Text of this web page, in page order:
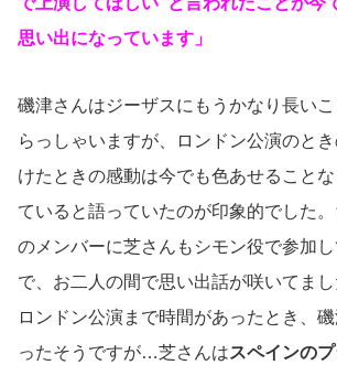
思い出になっています」
磯津さんはジーザスにもうかなり長い
らっしゃいますが、ロンドン公演のと
けたときの感動は今でも色あせること
ていると語っていたのが印象的でした
のメンバーに芝さんもシモン役で参加
で、お二人の間で思い出話が咲いてまし
ロンドン公演まで時間があったとき、
ったそうですが…芝さんはスペインの